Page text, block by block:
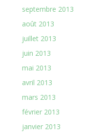
septembre 2013
août 2013
juillet 2013
juin 2013
mai 2013
avril 2013
mars 2013
février 2013
janvier 2013